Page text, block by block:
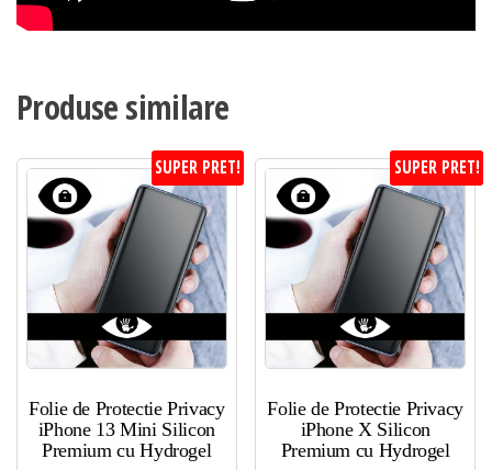
Produse similare
SUPER PRET!
Folie de Protectie Privacy
iPhone 13 Mini Silicon
Premium cu Hydrogel
SUPER PRET!
Folie de Protectie Privacy
iPhone X Silicon
Premium cu Hydrogel